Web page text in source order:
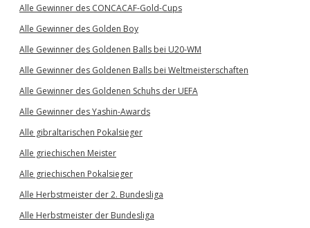
Alle Gewinner des CONCACAF-Gold-Cups
Alle Gewinner des Golden Boy
Alle Gewinner des Goldenen Balls bei U20-WM
Alle Gewinner des Goldenen Balls bei Weltmeisterschaften
Alle Gewinner des Goldenen Schuhs der UEFA
Alle Gewinner des Yashin-Awards
Alle gibraltarischen Pokalsieger
Alle griechischen Meister
Alle griechischen Pokalsieger
Alle Herbstmeister der 2. Bundesliga
Alle Herbstmeister der Bundesliga